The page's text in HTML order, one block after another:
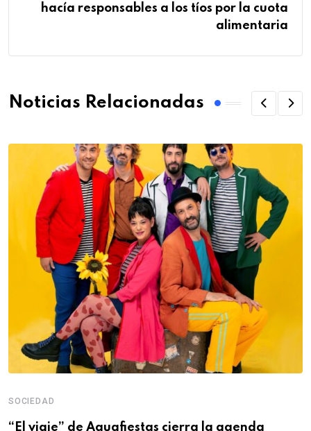
hacía responsables a los tíos por la cuota
alimentaria
Noticias Relacionadas
SOCIEDAD
“El viaje” de Aguafiestas cierra la agenda